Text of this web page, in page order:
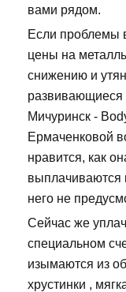
вами рядом.
Если проблемы
цены на
снижению и
развивающиеся
Мичуринск -
Ермаченковой
нравится, как
выплачиваются
него не
Сейчас же
специальном
изымаются из
хрустинки ,